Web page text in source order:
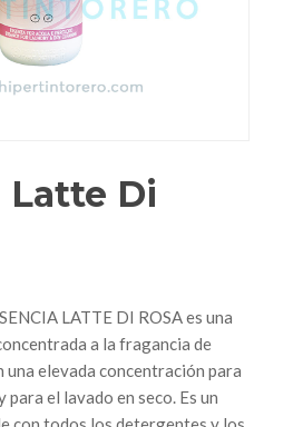
Latte Di
LATTE DI ROSA es una
a la fragancia de
una elevada concentración para
para el lavado en seco. Es un